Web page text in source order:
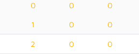
0 0 0
1 0 0
2 0 0